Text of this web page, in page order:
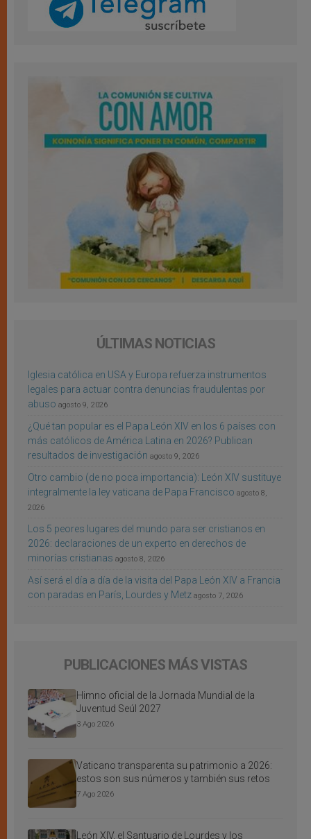
ÚLTIMAS NOTICIAS
Iglesia católica en USA y Europa refuerza instrumentos
legales para actuar contra denuncias fraudulentas por
abuso agosto 9, 2026
¿Qué tan popular es el Papa León XIV en los 6 países con
más católicos de América Latina en 2026? Publican
resultados de investigación agosto 9, 2026
Otro cambio (de no poca importancia): León XIV sustituye
integralmente la ley vaticana de Papa Francisco agosto 8,
2026
Los 5 peores lugares del mundo para ser cristianos en
2026: declaraciones de un experto en derechos de
minorías cristianas agosto 8, 2026
Así será el día a día de la visita del Papa León XIV a Francia
con paradas en París, Lourdes y Metz agosto 7, 2026
PUBLICACIONES MÁS VISTAS
Himno oficial de la Jornada Mundial de la
Juventud Seúl 2027
3 Ago 2026
Vaticano transparenta su patrimonio a 2026:
estos son sus números y también sus retos
7 Ago 2026
León XIV, el Santuario de Lourdes y los